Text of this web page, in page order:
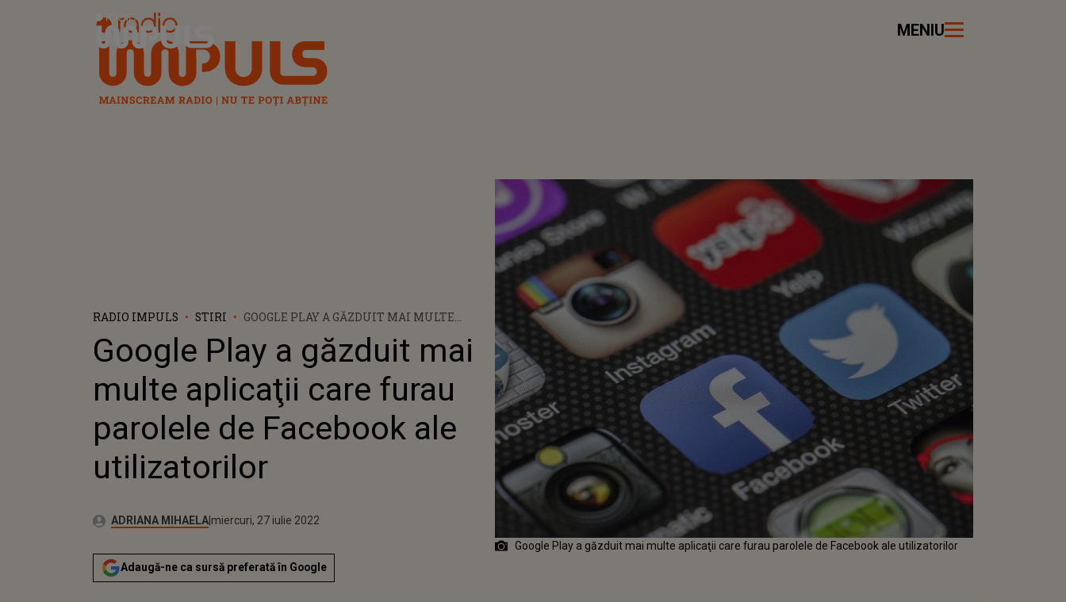
Radio Impuls MENIU
RADIO IMPULS STIRI
GOOGLE PLAY A GĂZDUIT MAI MULTE
FACEBOOK ALE UTILIZATORILOR
Google Play a găzduit mai
multe aplicaţii care furau
parolele de Facebook ale
utilizatorilor
Autor:ADRIANA MIHAELAPublicat:
luni, 5 iulie 2021
Actualizat:
miercuri, 27 iulie 2022
Adaugă-ne ca sursă preferată în Google
Google Play a găzduit mai multe aplicaţii care furau parolele de Facebook ale utilizatorilor